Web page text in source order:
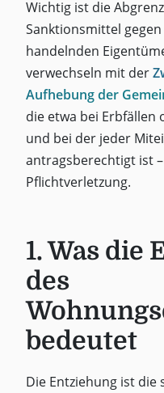
Wichtig ist die
Sanktionsmittel
handelnden
verwechseln mit der
Aufhebung der
die etwa bei Erbfällen
und bei der jeder
antragsberechtigt ist
Pflichtverletzung.
1. Was die
des
bedeutet
Die Entziehung ist die